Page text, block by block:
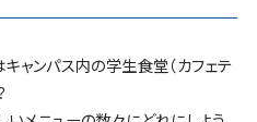
ャンパス内の学生食堂（カフェテ